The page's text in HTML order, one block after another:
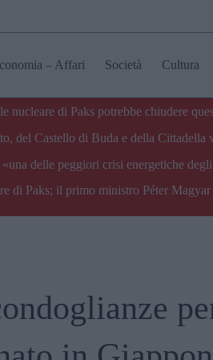
– Affari Società Cultura
nucleare di Paks potrebbe chiudere
del Castello di Buda e della Cittadella
delle peggiori crisi energetiche
di Paks; il primo ministro Péter